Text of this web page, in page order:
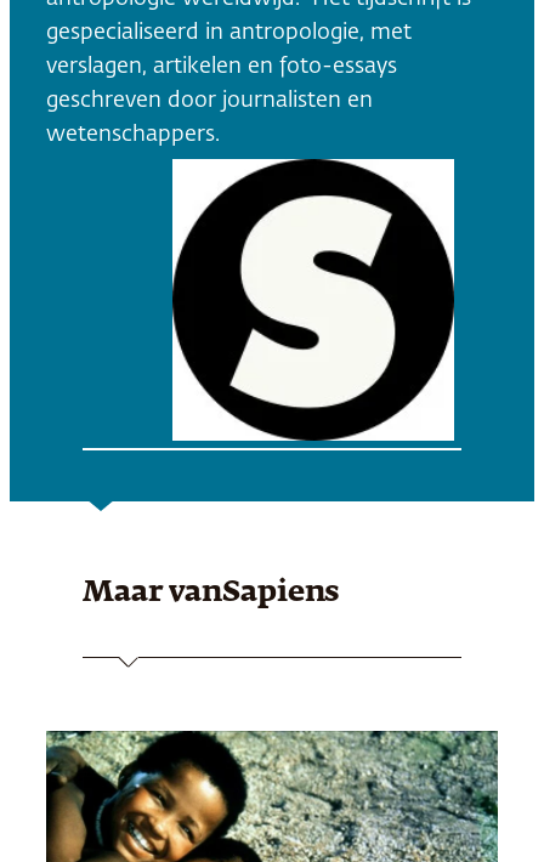
gespecialiseerd in antropologie, met
verslagen, artikelen en foto-essays
geschreven door journalisten en
wetenschappers.
Maar vanSapiens